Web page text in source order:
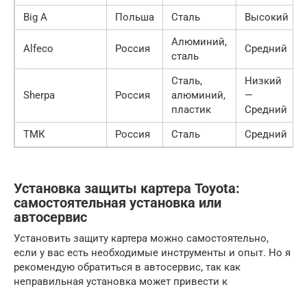
Big A Польша Сталь Высокий
Alfeco Россия
Алюминий,
сталь
Средний
Sherpa Россия
Сталь,
алюминий,
пластик
Низкий
—
Средний
ТМК
Россия Сталь Средний
Установка защиты картера Toyota:
самостоятельная установка или
автосервис
Установить защиту картера можно самостоятельно,
если у вас есть необходимые инструменты и опыт. Но я
рекомендую обратиться в автосервис, так как
неправильная установка может привести к